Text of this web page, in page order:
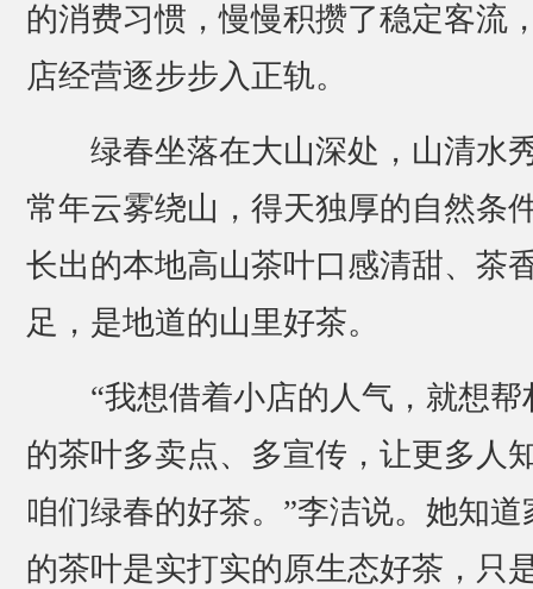
的消费习惯，慢慢积攒了稳定客流
店经营逐步步入正轨。
绿春坐落在大山深处，山清水
常年云雾绕山，得天独厚的自然条
长出的本地高山茶叶口感清甜、茶
足，是地道的山里好茶。
“我想借着小店的人气，就想帮
的茶叶多卖点、多宣传，让更多人
咱们绿春的好茶。”李洁说。她知道
的茶叶是实打实的原生态好茶，只